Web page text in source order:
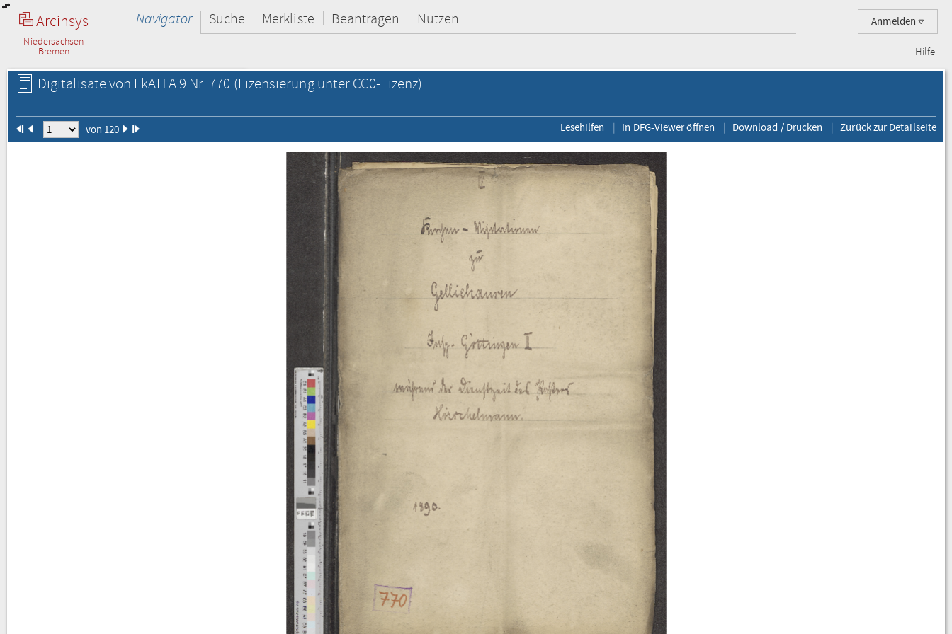
Arcinsys
Niedersachsen
Bremen
Anmelden
Navigator Suche Merkliste Beantragen Nutzen
Hilfe
Digitalisate von LkAH A 9 Nr. 770 (Lizensierung unter CC0-Lizenz)
von 120 Lesehilfen In DFG-Viewer öffnen Download / Drucken Zurück zur Detailseite